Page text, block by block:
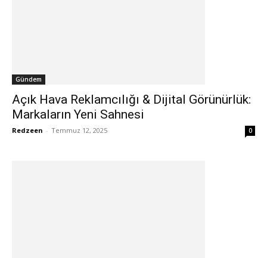
Gündem
Açık Hava Reklamcılığı & Dijital Görünürlük:
Markaların Yeni Sahnesi
Redzeen - Temmuz 12, 2025 0